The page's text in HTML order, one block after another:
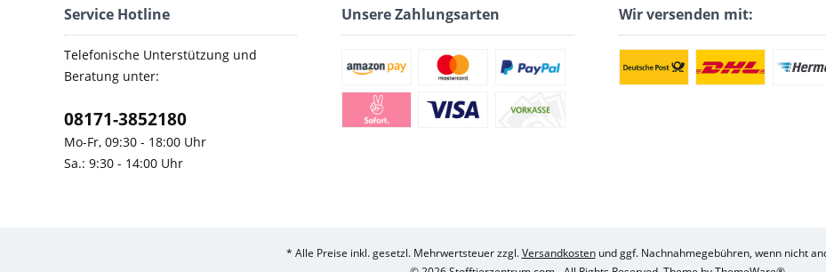
Service Hotline
Telefonische Unterstützung und
Beratung unter:
08171-3852180
Mo-Fr, 09:30 - 18:00 Uhr
Sa.: 9:30 - 14:00 Uhr
Unsere Zahlungsarten Wir versenden mit:
* Alle Preise inkl. gesetzl. Mehrwertsteuer zzgl.Versandkostenund ggf. Nachnahmegebühren, wenn nicht